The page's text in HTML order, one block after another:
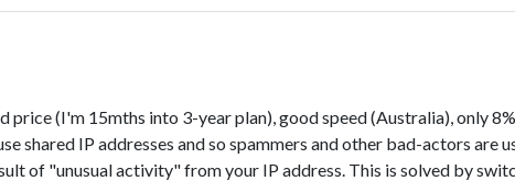
price (I'm 15mths into 3-year plan), good speed (Australia), only
shared IP addresses and so spammers and other bad-actors are
of "unusual activity" from your IP address. This is solved by